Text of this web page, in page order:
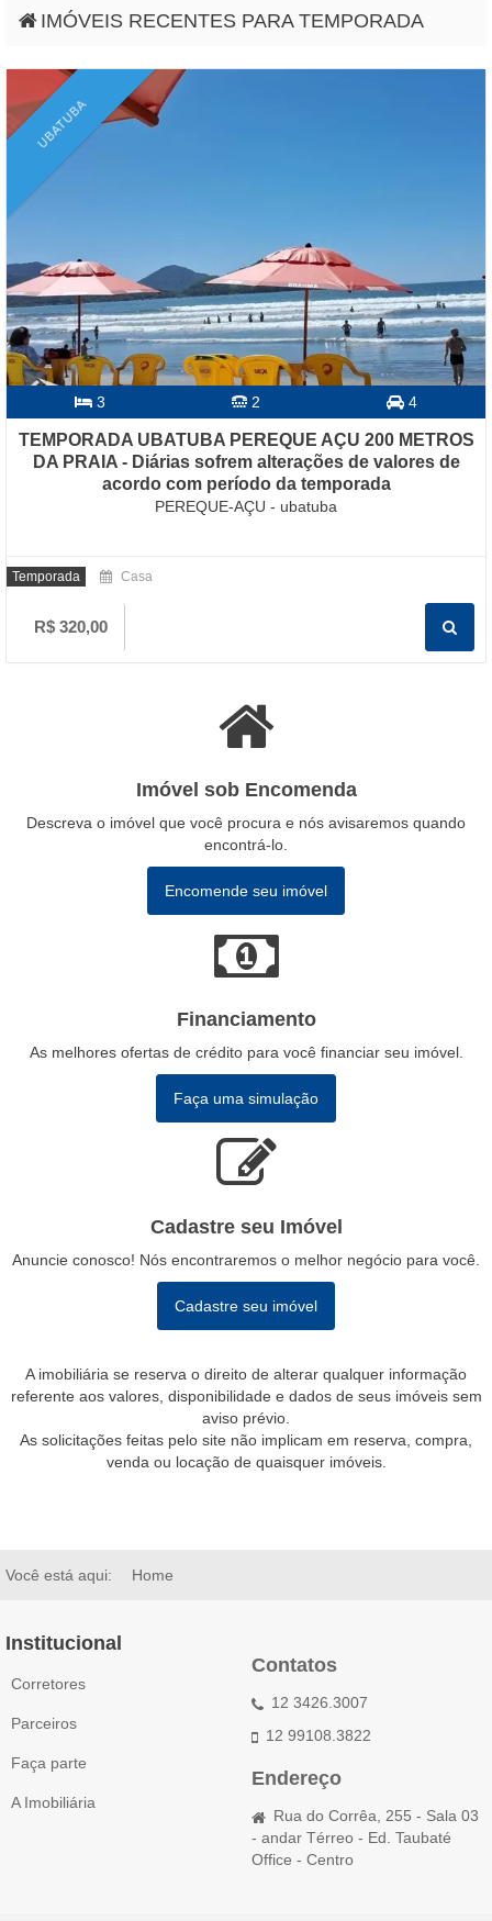
IMÓVEIS RECENTES PARA TEMPORADA
UBATUBA
3 2 4
TEMPORADA UBATUBA PEREQUE AÇU 200 METROS
DA PRAIA - Diárias sofrem alterações de valores de
acordo com período da temporada
PEREQUE-AÇU - ubatuba
Temporada Casa
R$ 320,00
Imóvel sob Encomenda
Descreva o imóvel que você procura e nós avisaremos quando
encontrá-lo.
Encomende seu imóvel
Financiamento
As melhores ofertas de crédito para você financiar seu imóvel.
Faça uma simulação
Cadastre seu Imóvel
Anuncie conosco! Nós encontraremos o melhor negócio para você.
Cadastre seu imóvel
A imobiliária se reserva o direito de alterar qualquer informação
referente aos valores, disponibilidade e dados de seus imóveis sem
aviso prévio.
As solicitações feitas pelo site não implicam em reserva, compra,
venda ou locação de quaisquer imóveis.
Você está aqui: Home
Institucional
Corretores
Parceiros
Faça parte
A Imobiliária
Contatos
12 3426.3007
12 99108.3822
Endereço
Rua do Corrêa, 255 - Sala 03
- andar Térreo - Ed. Taubaté
Office - Centro